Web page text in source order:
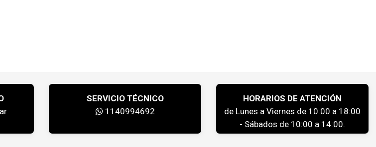
SERVICIO TÉCNICO
1140994692
HORARIOS DE ATENCIÓN
de Lunes a Viernes de 10:00 a 18:00
- Sábados de 10:00 a 14:00.